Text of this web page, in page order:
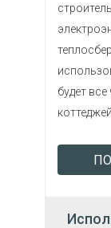
будет
коттеджей.